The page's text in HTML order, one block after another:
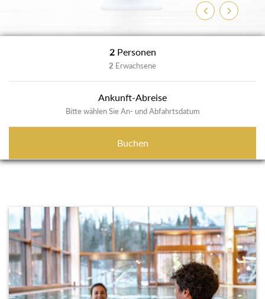
ZurückWeiter
2 Personen
2 Erwachsene
Ankunft-Abreise
Bitte wählen Sie An- und Abfahrtsdatum
Buchen